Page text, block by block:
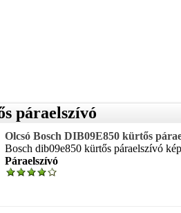
páraelszívó
Olcsó Bosch DIB09E850 kürtős
Bosch dib09e850 kürtős páraelszívó
Páraelszívó